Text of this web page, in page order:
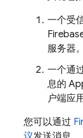
一个受
服务器。
一个通
息的
户端应用
您可以通过